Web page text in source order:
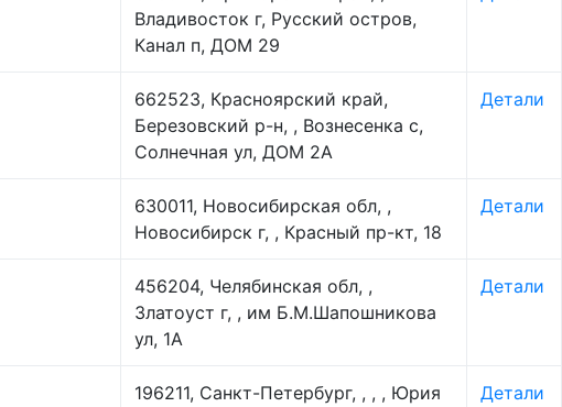
Владивосток г, Русский остров,
Канал п, ДОМ 29
662523, Красноярский край,
Березовский р-н, , Вознесенка с,
Солнечная ул, ДОМ 2А
Детали
630011, Новосибирская обл, ,
Новосибирск г, , Красный пр-кт, 18
Детали
456204, Челябинская обл, ,
Златоуст г, , им Б.М.Шапошникова
ул, 1А
Детали
196211, Санкт-Петербург, , , , Юрия
Детали